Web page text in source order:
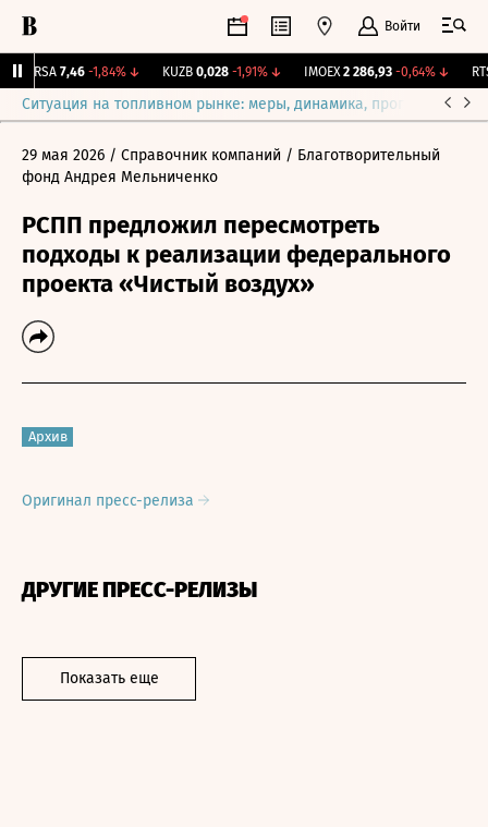
Войти
ARSA 7,46 -1,84%↓ KUZB 0,028 -1,91% ↓ IMOEX 2 286,93 -0,64%↓ RTSI
Ситуация на топливном рынке: меры, динамика, прогнозы
29 мая 2026 / Справочник компаний / Благотворительный
фонд Андрея Мельниченко
РСПП предложил пересмотреть
подходы к реализации федерального
проекта «Чистый воздух»
Архив
Оригинал пресс-релиза
ДРУГИЕ ПРЕСС-РЕЛИЗЫ
Показать еще